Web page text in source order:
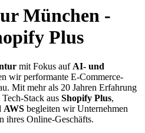
München -
Plus
mit Fokus auf AI- und
wir performante E-Commerce-
Mit mehr als 20 Jahren Erfahrung
Stack aus Shopify Plus,
AWS begleiten wir Unternehmen
ihres Online-Geschäfts.